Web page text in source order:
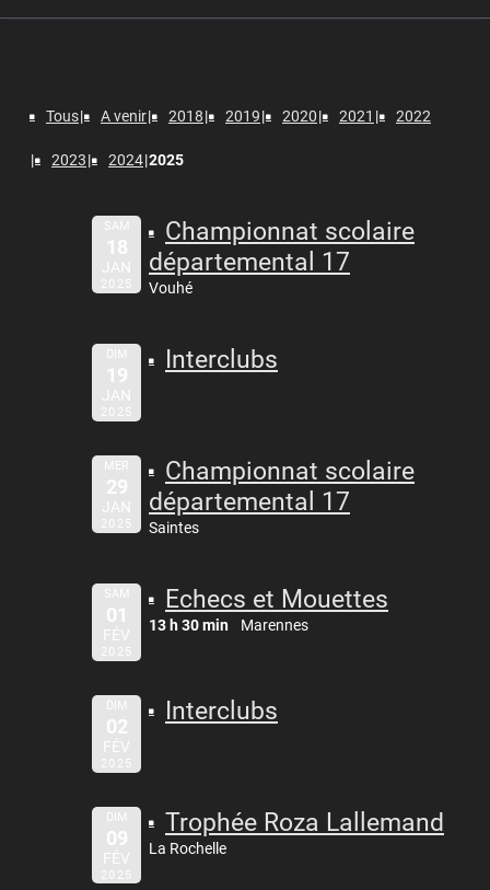
Tous A venir 2018 2019 2020 2021 2022
2023 2024 2025
SAM
18
JAN
2025
Championnat scolaire
départemental 17
Vouhé
DIM
19
JAN
2025
Interclubs
MER
29
JAN
2025
Championnat scolaire
départemental 17
Saintes
SAM
01
FÉV
2025
Echecs et Mouettes
13 h 30 min Marennes
DIM
02
FÉV
2025
Interclubs
DIM
09
FÉV
2025
Trophée Roza Lallemand
La Rochelle